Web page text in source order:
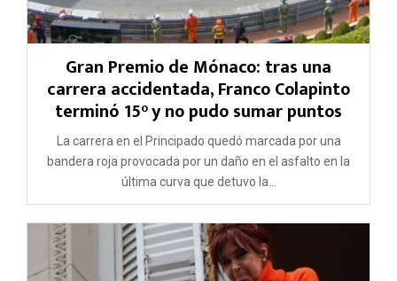
Gran Premio de Mónaco: tras una
carrera accidentada, Franco Colapinto
terminó 15° y no pudo sumar puntos
La carrera en el Principado quedó marcada por una
bandera roja provocada por un daño en el asfalto en la
última curva que detuvo la...